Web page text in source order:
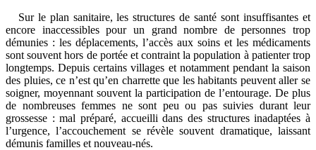
Sur le plan sanitaire, les structures de santé sont insuffisantes et
encore inaccessibles pour un grand nombre de personnes trop
démunies : les déplacements, l’accès aux soins et les médicaments
sont souvent hors de portée et contraint la population à patienter trop
longtemps. Depuis certains villages et notamment pendant la saison
des pluies, ce n’est qu’en charrette que les habitants peuvent aller se
soigner, moyennant souvent la participation de l’entourage. De plus
de nombreuses femmes ne sont peu ou pas suivies durant leur
grossesse : mal préparé, accueilli dans des structures inadaptées à
l’urgence, l’accouchement se révèle souvent dramatique, laissant
démunis familles et nouveau-nés.